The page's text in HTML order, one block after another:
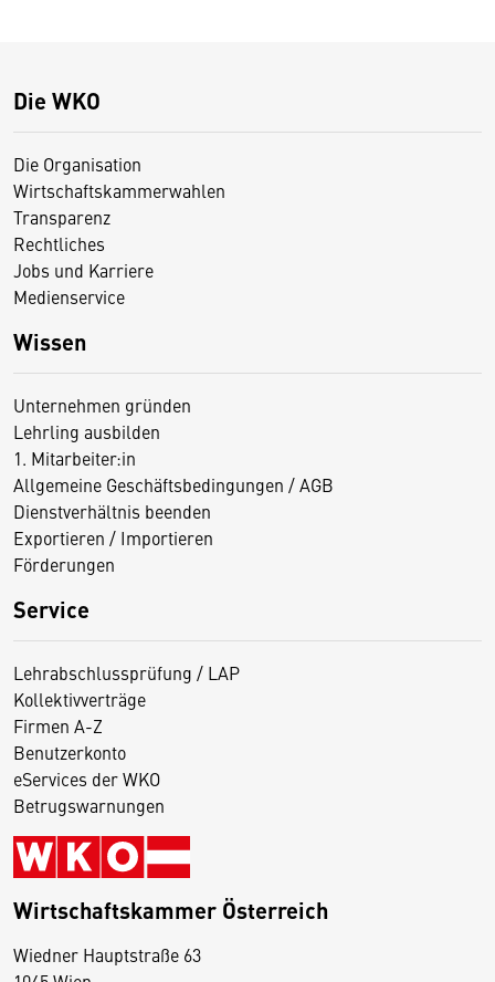
Die WKO
Die Organisation
Wirtschaftskammerwahlen
Transparenz
Rechtliches
Jobs und Karriere
Medienservice
Wissen
Unternehmen gründen
Lehrling ausbilden
1. Mitarbeiter:in
Allgemeine Geschäftsbedingungen / AGB
Dienstverhältnis beenden
Exportieren / Importieren
Förderungen
Service
Lehrabschlussprüfung / LAP
Kollektivverträge
Firmen A-Z
Benutzerkonto
eServices der WKO
Betrugswarnungen
Wirtschaftskammer Österreich
Wiedner Hauptstraße 63
D